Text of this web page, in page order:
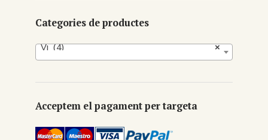
Categories de productes
×
Vi (4)
Acceptem el pagament per targeta